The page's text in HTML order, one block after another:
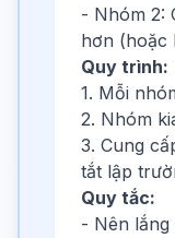
- Nhóm 2:
hơn (hoặc
Quy trình:
1. Mỗi
2. Nhóm
3. Cung
tắt lập
Quy tắc:
- Nên